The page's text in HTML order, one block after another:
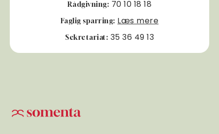
Rådgivning: 70 10 18 18
Faglig sparring: Læs mere
Sekretariat: 35 36 49 13